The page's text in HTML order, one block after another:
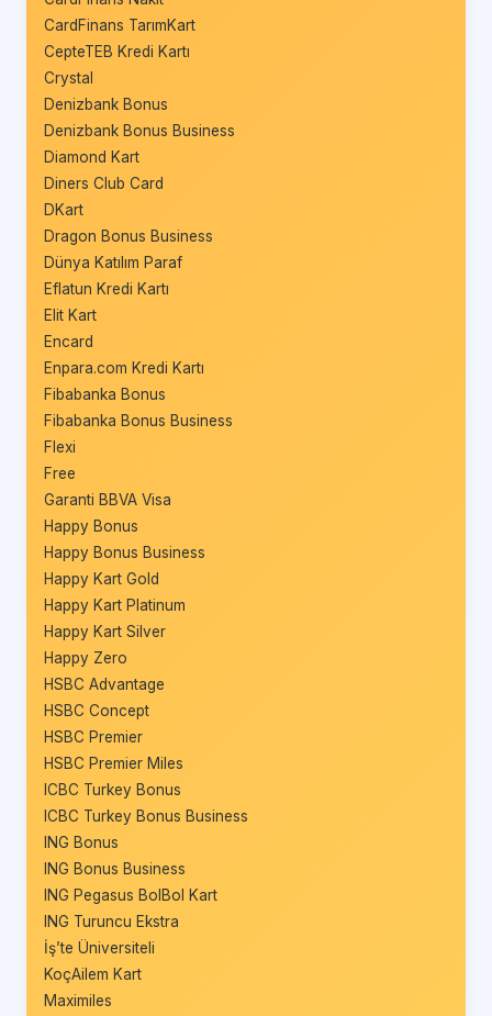
CardFinans TarımKart
CepteTEB Kredi Kartı
Crystal
Denizbank Bonus
Denizbank Bonus Business
Diamond Kart
Diners Club Card
DKart
Dragon Bonus Business
Dünya Katılım Paraf
Eflatun Kredi Kartı
Elit Kart
Encard
Enpara.com Kredi Kartı
Fibabanka Bonus
Fibabanka Bonus Business
Flexi
Free
Garanti BBVA Visa
Happy Bonus
Happy Bonus Business
Happy Kart Gold
Happy Kart Platinum
Happy Kart Silver
Happy Zero
HSBC Advantage
HSBC Concept
HSBC Premier
HSBC Premier Miles
ICBC Turkey Bonus
ICBC Turkey Bonus Business
ING Bonus
ING Bonus Business
ING Pegasus BolBol Kart
ING Turuncu Ekstra
İş’te Üniversiteli
KoçAilem Kart
Maximiles